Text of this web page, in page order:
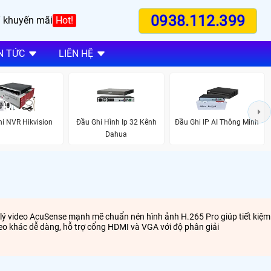
khuyến mãi Hot! 0938.112.399
TỨC LIÊN HỆ
NVR Hikvision
Đầu Ghi Hình Ip 32 Kênh
Dahua
Đầu Ghi IP AI Thông Minh
AcuSense mạnh mẽ chuẩn nén hình ảnh H.265 Pro giúp tiết kiệm
dễ dàng, hỗ trợ cổng HDMI và VGA với độ phân giải